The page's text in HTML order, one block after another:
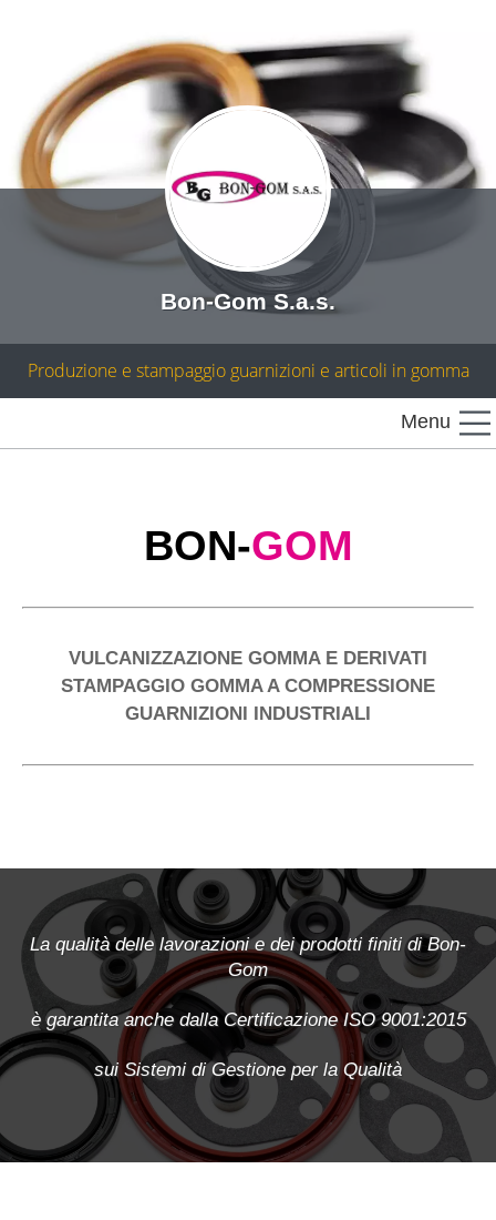
Bon-Gom S.a.s.
Produzione e stampaggio guarnizioni e articoli in gomma
Menu
BON-GOM
VULCANIZZAZIONE GOMMA E DERIVATI
STAMPAGGIO GOMMA A COMPRESSIONE
GUARNIZIONI INDUSTRIALI
La qualità delle lavorazioni e dei prodotti finiti di Bon-
Gom
è garantita anche dalla Certificazione ISO 9001:2015
sui Sistemi di Gestione per la Qualità